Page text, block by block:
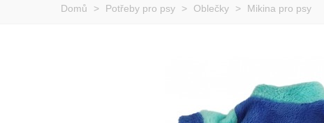
Domů > Potřeby pro psy > Oblečky > Mikina pro psy